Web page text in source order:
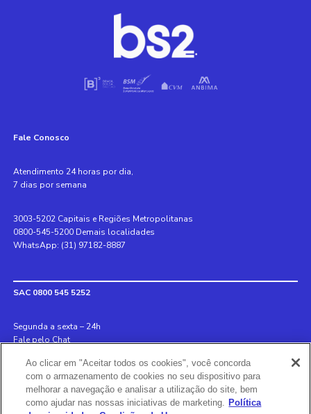
Fale Conosco
Atendimento 24 horas por dia,
7 dias por semana
3003-5202 Capitais e Regiões Metropolitanas
0800-545-5200 Demais localidades
WhatsApp: (31) 97182-8887
SAC 0800 545 5252
Segunda a sexta – 24h
Fale pelo Chat
Internacional +55 31 3078 8152
Deficiente auditivo 0800 970 6993
Ouvidoria 0800 726 8889
Ao clicar em "Aceitar todos os cookies", você concorda
com o armazenamento de cookies no seu dispositivo para
melhorar a navegação e analisar a utilização do site, bem
como ajudar nas nossas iniciativas de marketing. Política